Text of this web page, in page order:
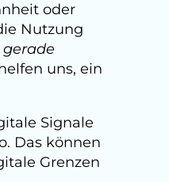
oder
Nutzung
uns, ein
Signale
Das können
Grenzen